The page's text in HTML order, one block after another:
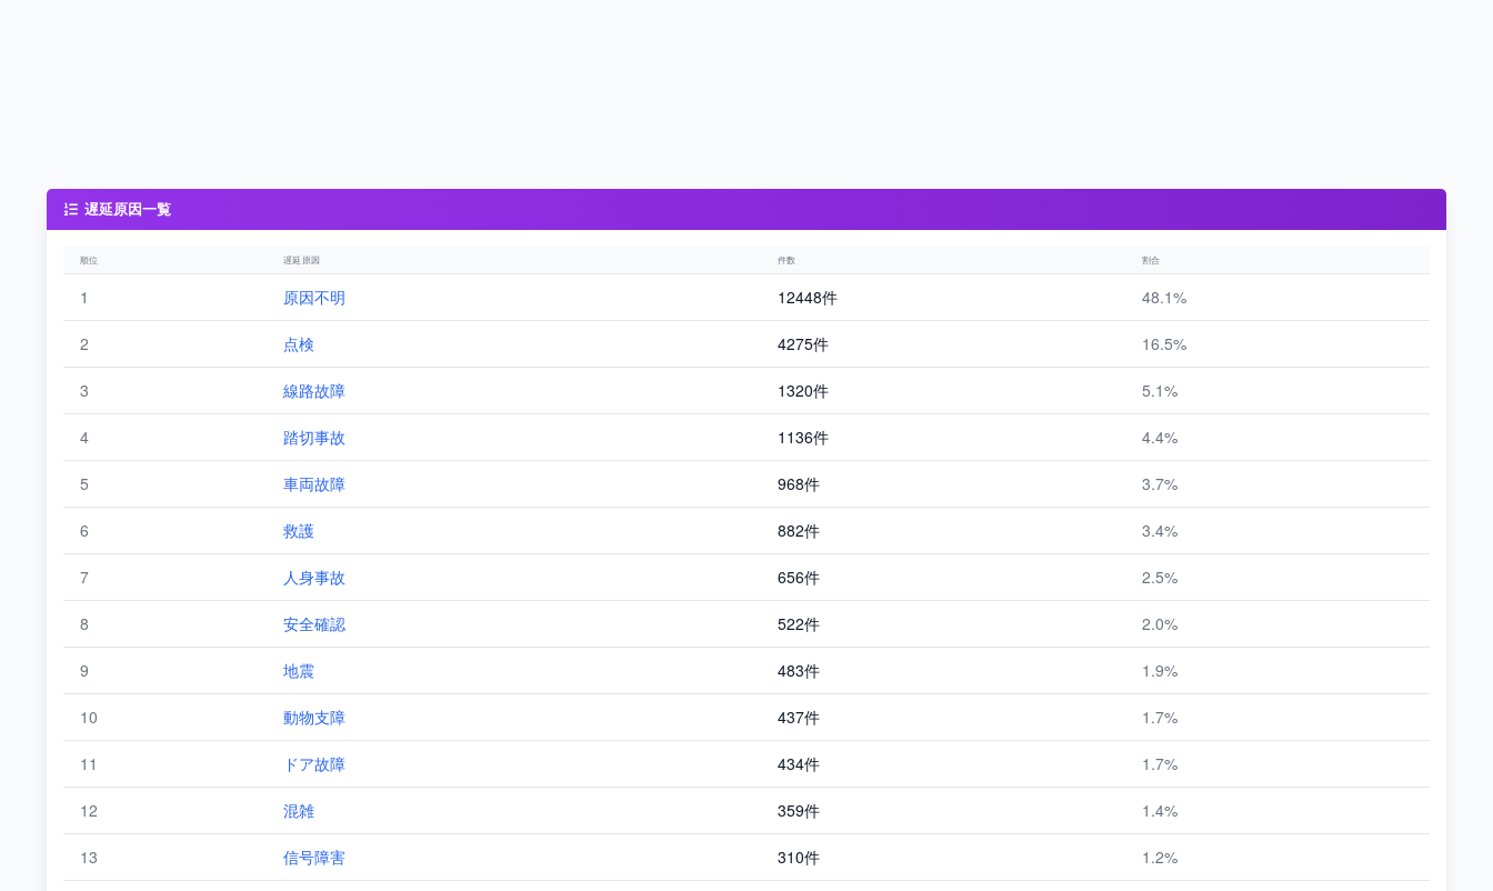
遅延原因一覧
順位 遅延原因 件数 割合
1 原因不明 12448件 48.1%
2 点検 4275件 16.5%
3 線路故障 1320件 5.1%
4 踏切事故 1136件 4.4%
5 車両故障 968件 3.7%
6 救護 882件 3.4%
7 人身事故 656件 2.5%
8 安全確認 522件 2.0%
9 地震 483件 1.9%
10 動物支障 437件 1.7%
11 ドア故障 434件 1.7%
12 混雑 359件 1.4%
13 信号障害 310件 1.2%